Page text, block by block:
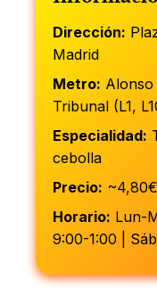
Dirección:
Madrid
Metro: Alonso
Tribunal (L1,
Especialidad:
cebolla
Precio:
Horario: Lun-
9:00-1:00 |